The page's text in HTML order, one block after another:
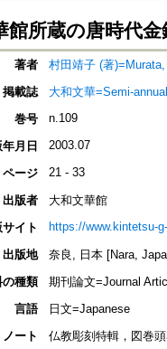
館所蔵の唐時代
著者
村田靖子 (著
掲載誌
大和文華=Semi-
巻号
n.109
月日 2003.07
ページ 21 - 33
出版者
大和文華館
イト
https://www.kintetsu-
出版地
奈良, 日本 [Nara,
の種類
期刊論文=Journal
言語
日文=Japanese
ノート
仏教彫刻特輯，図巻